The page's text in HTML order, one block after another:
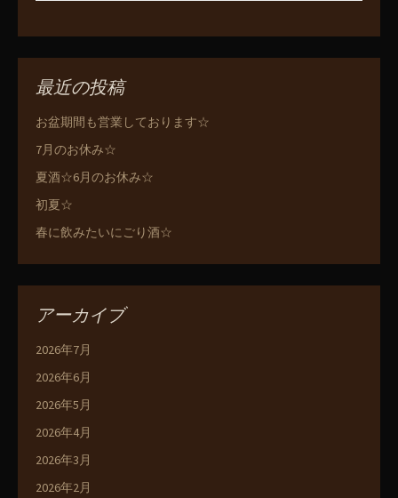
最近の投稿
お盆期間も営業しております☆
7月のお休み☆
夏酒☆6月のお休み☆
初夏☆
春に飲みたいにごり酒☆
アーカイブ
2026年7月
2026年6月
2026年5月
2026年4月
2026年3月
2026年2月